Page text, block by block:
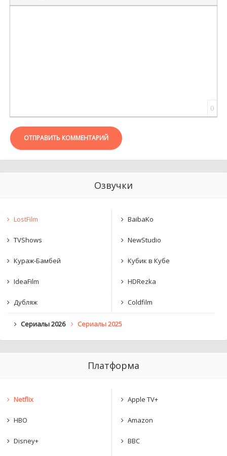
ВСТАВКА ЦИТАТЫ
ВСТАВКА СПОЙЛЕРА
0
ОТПРАВИТЬ КОММЕНТАРИЙ
Озвучки
LostFilm BaibaKo
TVShows NewStudio
Кураж-Бамбей Кубик в Кубе
IdeaFilm HDRezka
Дубляж Coldfilm
Сериалы 2026 Сериалы 2025
Платформа
Netflix Apple TV+
HBO Amazon
Disney+ BBC